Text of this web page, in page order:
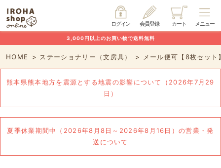
メニュー
カート
会員登録
ログイン
3,000円以上のお買い物で送料無料
HOME ステーショナリー（文房具） メール便可【8枚セッ
熊本県熊本地方を震源とする地震の影響について（2026年7月29
日）
夏季休業期間中（2026年8月8日～2026年8月16日）の営業・発
送について